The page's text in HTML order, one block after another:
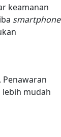
keamanan
smartphone
lebih mudah